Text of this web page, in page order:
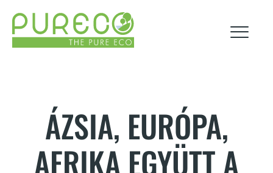
rólunk
esg
hírek
ÁZSIA, EURÓPA,
AFRIKA EGYÜTT A